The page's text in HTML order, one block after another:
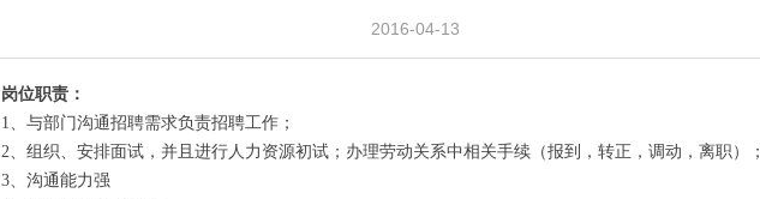
岗位职责：
1、与部门沟通招聘需求负责招聘工作；
2、组织、安排面试，并且进行人力资源初试；办理劳动关系中相关手续（报到，转正，调动，离职）；
3、沟通能力强
2016-04-13